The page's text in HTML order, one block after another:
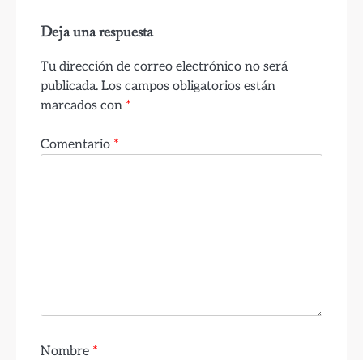
Deja una respuesta
Tu dirección de correo electrónico no será
publicada. Los campos obligatorios están
marcados con *
Comentario *
Nombre *